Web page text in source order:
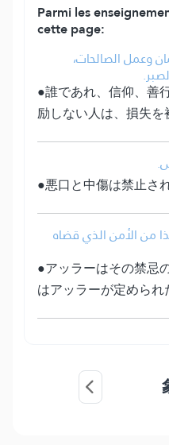
Parmi les
cette page:
وعمل الصالحات،
●誰であれ、信仰、善
励しない人は、損失を
●悪口と中傷は禁止さ
من الأمن الذي قضاه
●アッラーはその禁忌
はアッラーが定められ